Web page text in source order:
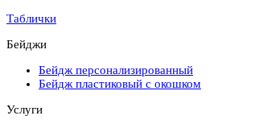
Таблички
Бейджи
Бейдж персонализированный
Бейдж пластиковый с окошком
Услуги